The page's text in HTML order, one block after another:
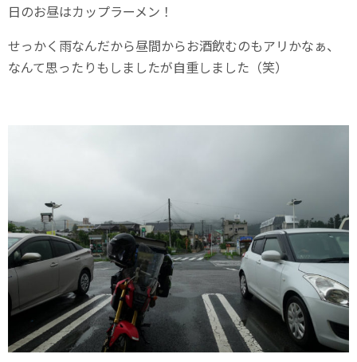
日のお昼はカップラーメン！
せっかく雨なんだから昼間からお酒飲むのもアリかなぁ、
なんて思ったりもしましたが自重しました（笑）